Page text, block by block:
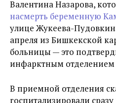
Валентина Назарова,
насмерть беременную
улице Жукеева-
апреля из Бишкекской
больницы — это
инфарктным отделением
В приемной отделения
госпитализировали